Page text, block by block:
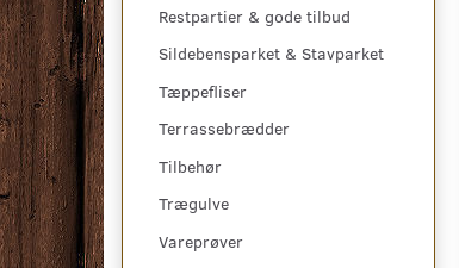
Restpartier & gode tilbud
Sildebensparket & Stavparket
Tæppefliser
Terrassebrædder
Tilbehør
Trægulve
Vareprøver